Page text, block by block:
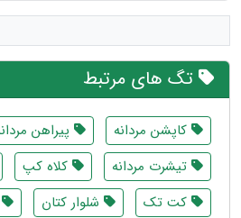
تگ های مرتبط
کاپشن مردانه پیراهن
تیشرت مردانه
کلاه کپ
کت تک
شلوار کتان